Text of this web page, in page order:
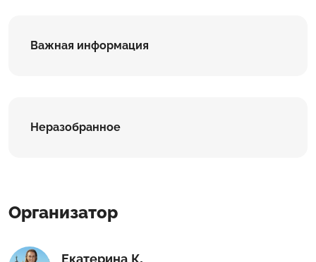
Важная информация
Неразобранное
Организатор
Екатерина К.